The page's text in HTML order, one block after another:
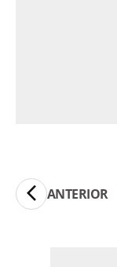
ANTERIOR